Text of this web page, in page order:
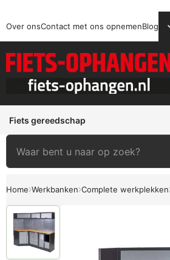
Over onsContact met ons opnemenBlog
Fiets gereedschap
Home Werkbanken Complete werkplekken